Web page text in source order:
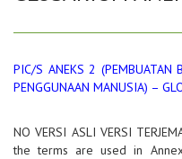
PIC/S ANEKS 2 (PEMBUATAN
PENGGUNAAN MANUSIA) –
NO VERSI ASLI VERSI
the terms are used in